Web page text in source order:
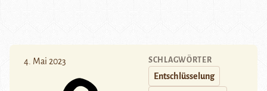
4. Mai 2023 SCHLAGWÖRTER
Entschlüsselung